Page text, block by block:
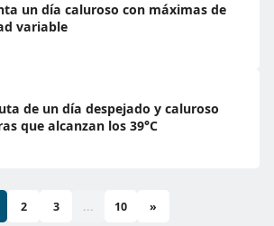
un día caluroso con máximas de
variable
de un día despejado y caluroso
que alcanzan los 39°C
2 3 ... 10 »